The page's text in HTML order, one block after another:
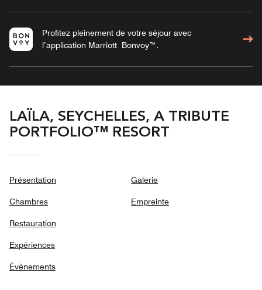
Profitez pleinement de votre séjour avec
l’application Marriott Bonvoy™.
LAÏLA, SEYCHELLES, A TRIBUTE
PORTFOLIO™ RESORT
Présentation
Chambres
Restauration
Expériences
Évènements
Galerie
Empreinte